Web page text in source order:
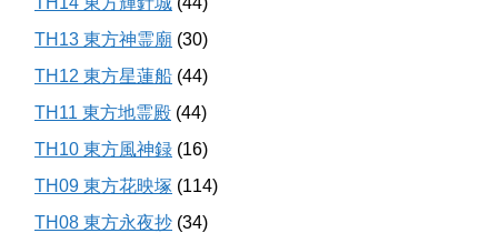
TH13 東方神霊廟 (30)
TH12 東方星蓮船 (44)
TH11 東方地霊殿 (44)
TH10 東方風神録 (16)
TH09 東方花映塚 (114)
TH08 東方永夜抄 (34)